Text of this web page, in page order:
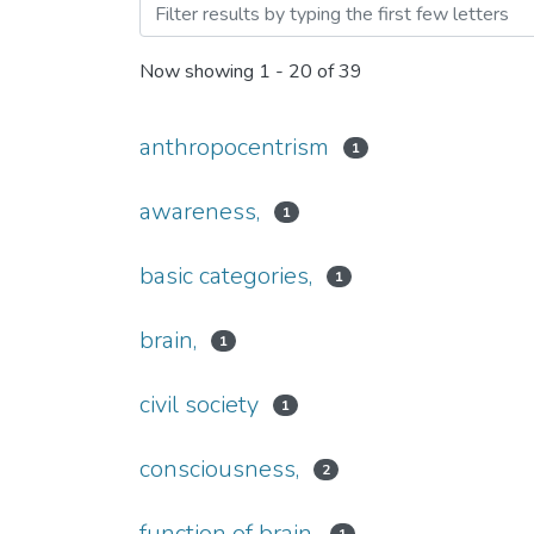
Browsing Теоретичні та
Now showing 1 - 20 of 39
anthropocentrism 1
awareness, 1
basic categories, 1
brain, 1
civil society 1
consciousness, 2